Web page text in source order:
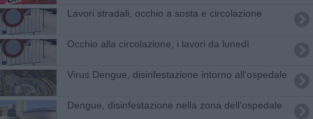
Lavori stradali, occhio a sosta e circolazione
Occhio alla circolazione, i lavori da lunedì
Virus Dengue, disinfestazione intorno all'ospedale
Dengue, disinfestazione nella zona dell'ospedale